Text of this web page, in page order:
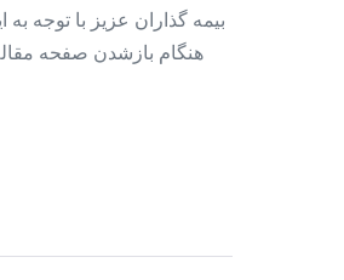
بیمه گذاران عزیز با توجه به
هنگام بازشدن صفحه